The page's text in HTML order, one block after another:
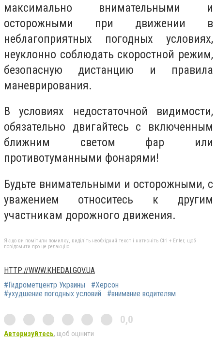
максимально внимательными и
осторожными при движении в
неблагоприятных погодных условиях,
неуклонно соблюдать скоростной режим,
безопасную дистанцию ​​и правила
маневрирования.
В условиях недостаточной видимости,
обязательно двигайтесь с включенным
ближним светом фар или
противотуманными фонарями!
Будьте внимательными и осторожными, с
уважением относитесь к другим
участникам дорожного движения.
Якщо ви помітили помилку, виділіть необхідний текст і натисніть Ctrl + Enter, щоб
повідомити про це редакцію
HTTP://WWW.KHEDAI.GOV.UA
#Гидрометцентр Украины
#Херсон
#ухудшение погодных условий
#внимание водителям
0,0
Авторизуйтесь, щоб оцінити